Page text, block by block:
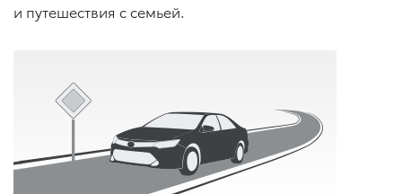
и путешествия с семьей.